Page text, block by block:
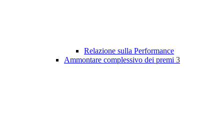
Relazione sulla Performance
Ammontare complessivo dei premi 3